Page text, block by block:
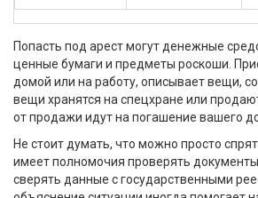
Попасть под арест могут денежные
ценные бумаги и предметы роскоши.
домой или на работу, описывает вещи,
вещи хранятся на спецхране или
от продажи идут на погашение вашего
Не стоит думать, что можно просто
имеет полномочия проверять
сверять данные с государственными